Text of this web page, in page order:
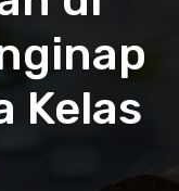
Kelas